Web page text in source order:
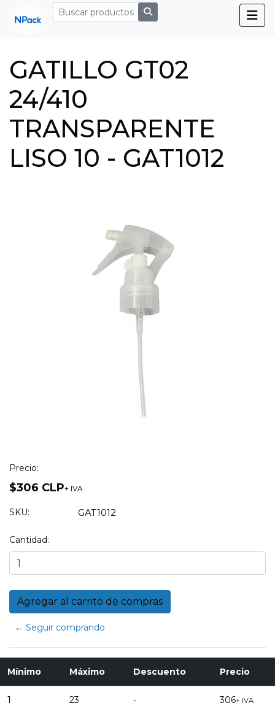
GATILLO GT02
24/410
TRANSPARENTE
LISO 10 - GAT1012
Precio:
$306 CLP+ IVA
SKU: GAT1012
Cantidad:
← Seguir comprando
Mínimo Máximo Descuento Precio
1 23 - 306+ IVA